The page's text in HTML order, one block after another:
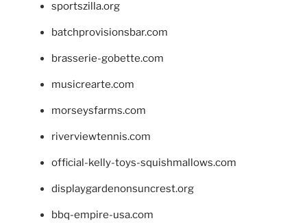
sportszilla.org
batchprovisionsbar.com
brasserie-gobette.com
musicrearte.com
morseysfarms.com
riverviewtennis.com
official-kelly-toys-squishmallows.com
displaygardenonsuncrest.org
bbq-empire-usa.com